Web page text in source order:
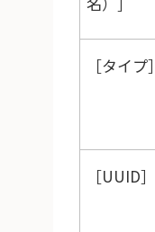
タイプ
UUID